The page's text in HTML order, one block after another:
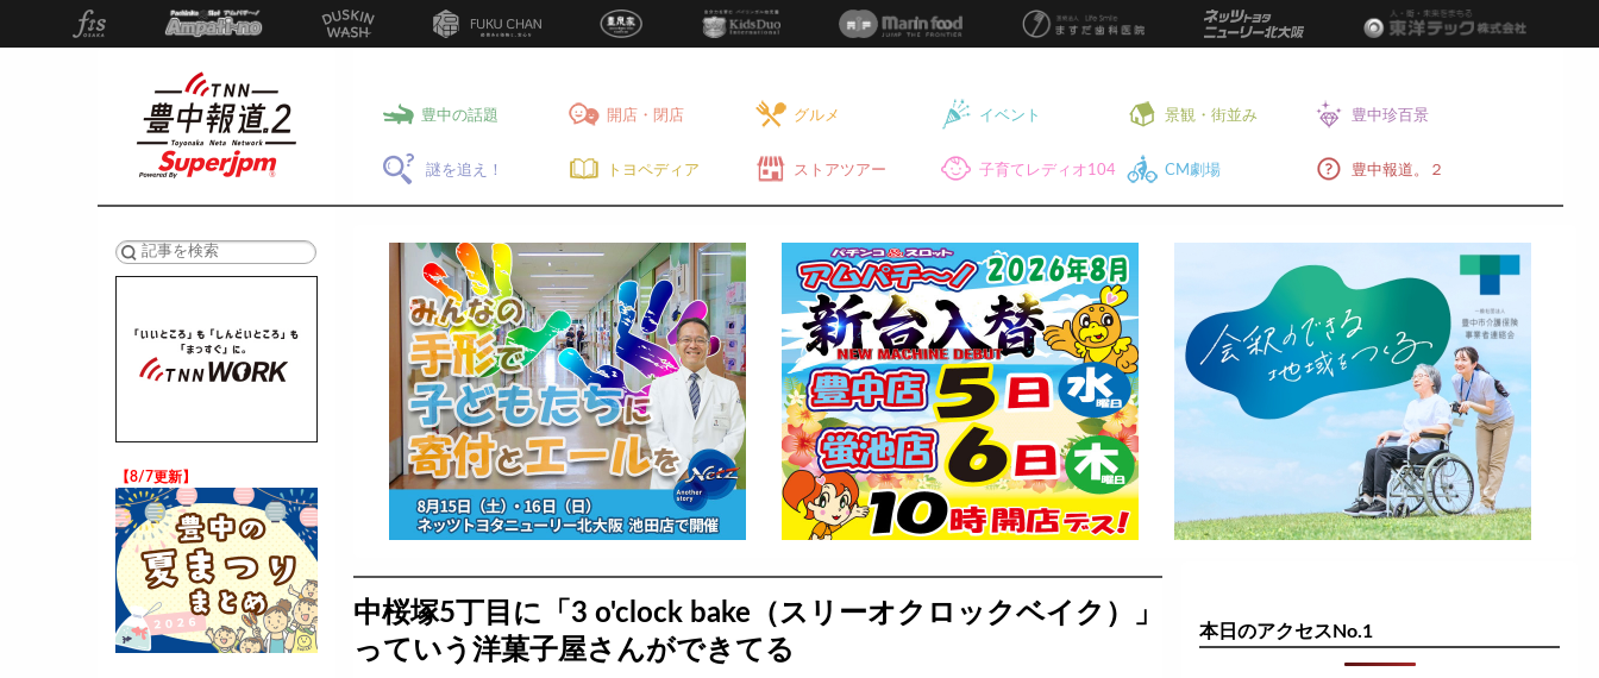
豊中の話題 開店・閉店 グルメ イベント 景観・街並み 豊中珍百景
謎を追え！ トヨペディア ストアツアー 子育てレディオ104 CM劇場 豊中報道。２
中桜塚5丁目に「3 o'clock bake（スリーオクロックベイク）」
っていう洋菓子屋さんができてる
【8/7更新】
本日のアクセスNo.1